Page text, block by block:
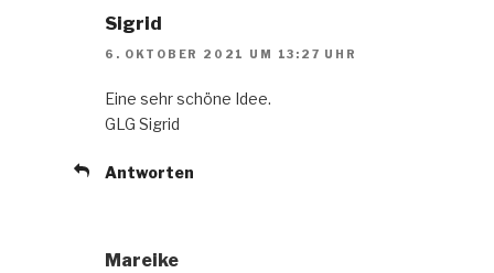
Sigrid
6. OKTOBER 2021 UM 13:27 UHR
Eine sehr schöne Idee.
GLG Sigrid
Antworten
Mareike